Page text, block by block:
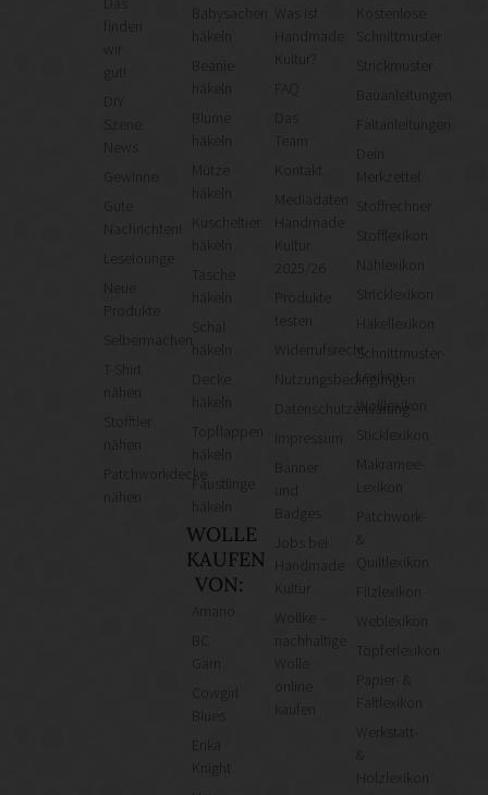
finden
gut!
News
Gute
Nachrichten!
Leselounge
Neue
Produkte
Selbermachen
T-Shirt
Stofftier
Patchworkdecke
häkeln
häkeln
Mütze
häkeln
Kuscheltier
Tasche
häkeln
häkeln
Topflappen
häkeln
Fäustlinge
häkeln
WOLLE
KAUFEN
VON:
Cowgirl
Knight
Was ist
Kultur?
Das
Team
Kontakt
Mediadaten
Kultur
2025/26
Produkte
testen
Widerrufsrecht
Nutzungsbedingungen
Datenschutzerklärung
Kultur
Wollke –
nachhaltige
kaufen
Kostenlose
Schnittmuster
Strickmuster
Bauanleitungen
Faltanleitungen
Merkzettel
Stoffrechner
Stofflexikon
Nählexikon
Stricklexikon
Häkellexikon
Schnittmuster-
Lexikon
Wolllexikon
Sticklexikon
Makramee-
Lexikon
Patchwork-
&
Quiltlexikon
Filzlexikon
Weblexikon
Töpferlexikon
Papier- &
Faltlexikon
Werkstatt-
&
Holzlexikon